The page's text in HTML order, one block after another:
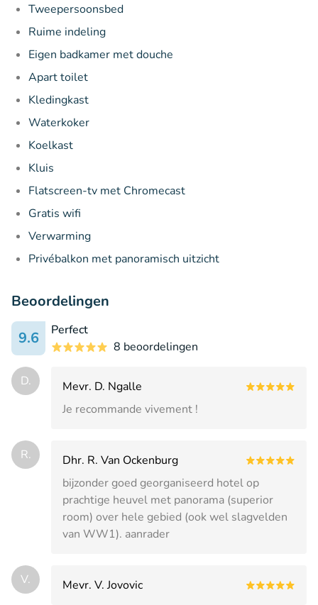
Tweepersoonsbed
Ruime indeling
Eigen badkamer met douche
Apart toilet
Kledingkast
Waterkoker
Koelkast
Kluis
Flatscreen-tv met Chromecast
Gratis wifi
Verwarming
Privébalkon met panoramisch uitzicht
Beoordelingen
9.6
Perfect
8 beoordelingen
D.
Mevr. D. Ngalle
Je recommande vivement !
R.
Dhr. R. Van Ockenburg
bijzonder goed georganiseerd hotel op
prachtige heuvel met panorama (superior
room) over hele gebied (ook wel slagvelden
van WW1). aanrader
V. Mevr. V. Jovovic